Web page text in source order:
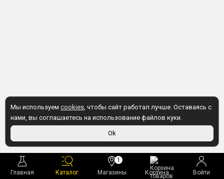
Главная Каталог Магазины
1
Корзина
Войти
Мы используем cookies, чтобы сайт работал лучше. Оставаясь с
нами, вы соглашаетесь на использование файлов куки.
Ok